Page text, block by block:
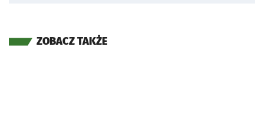
ZOBACZ TAKŻE